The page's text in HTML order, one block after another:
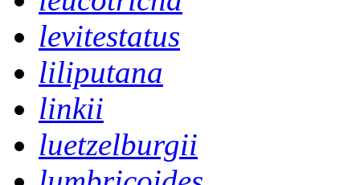
levitestatus
liliputana
linkii
luetzelburgii